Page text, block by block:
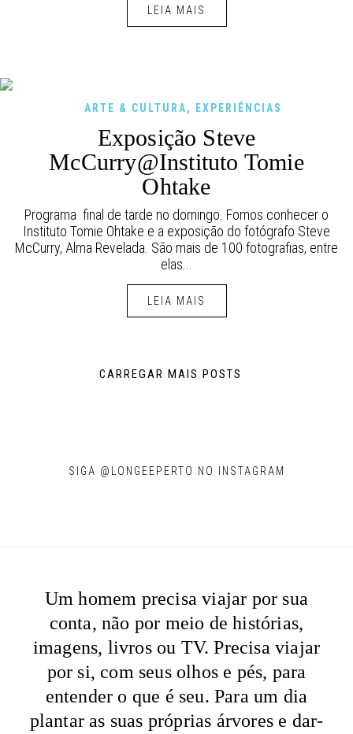
LEIA MAIS
ARTE & CULTURA, EXPERIÊNCIAS
Exposição Steve
McCurry@Instituto Tomie
Ohtake
Programa final de tarde no domingo. Fomos conhecer o
Instituto Tomie Ohtake e a exposição do fotógrafo Steve
McCurry, Alma Revelada. São mais de 100 fotografias, entre
elas...
LEIA MAIS
CARREGAR MAIS POSTS
SIGA @LONGEEPERTO NO INSTAGRAM
Um homem precisa viajar por sua
conta, não por meio de histórias,
imagens, livros ou TV. Precisa viajar
por si, com seus olhos e pés, para
entender o que é seu. Para um dia
plantar as suas próprias árvores e dar-